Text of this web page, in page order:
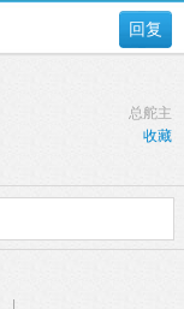
回复
总舵主
收藏